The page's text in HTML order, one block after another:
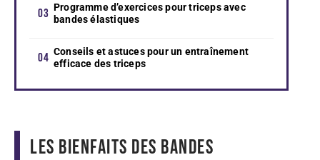
Programme d’exercices pour triceps avec
bandes élastiques
Conseils et astuces pour un entraînement
efficace des triceps
Les bienfaits des bandes